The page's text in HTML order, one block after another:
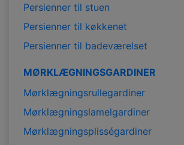
Persienner til stuen
Persienner til køkkenet
Persienner til badeværelset
MØRKLÆGNINGSGARDINER
Mørklægningsrullegardiner
Mørklægningslamelgardiner
Mørklægningsplisségardiner